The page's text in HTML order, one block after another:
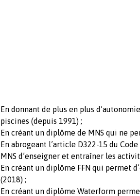
En donnant de plus en plus
piscines (depuis 1991) ;
En créant un diplôme de MNS qui ne
En abrogeant l’article D322-15 du
MNS d’enseigner et entraîner les
En créant un diplôme FFN qui permet
(2018) ;
En créant un diplôme Waterform